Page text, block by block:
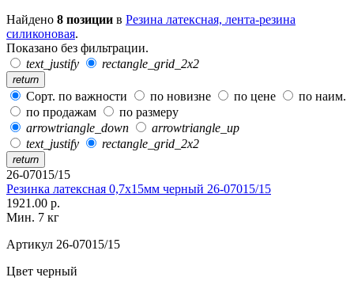
Найдено 8 позиции в Резина латексная, лента-резина
силиконовая.
Показано без фильтрации.
text_justify
rectangle_grid_2x2
return
Сорт. по важности по новизне по цене
по наим.
по продажам
по размеру
arrowtriangle_down
arrowtriangle_up
text_justify
rectangle_grid_2x2
return
26-07015/15
Резинка латексная 0,7х15мм черный 26-07015/15
1921.00 р.
Мин. 7 кг
Артикул 26-07015/15
Цвет черный